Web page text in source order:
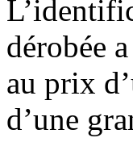
dérobée
au prix
d’une